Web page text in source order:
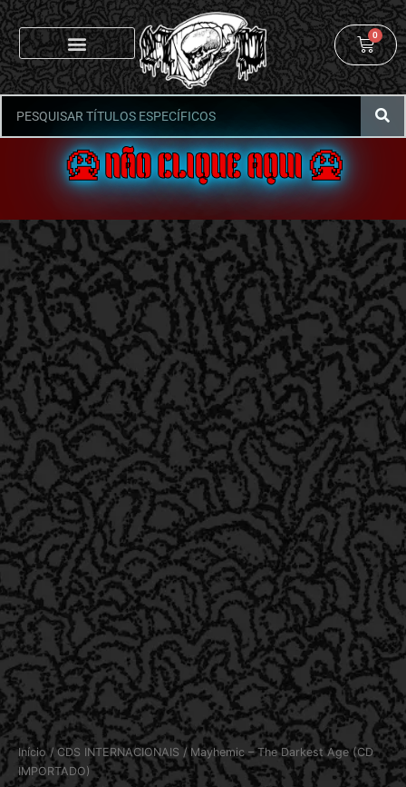
0
🤮 NÃO CLIQUE AQUI 🤮
Início/CDS INTERNACIONAIS / Mayhemic – The Darkest Age (CD
IMPORTADO)